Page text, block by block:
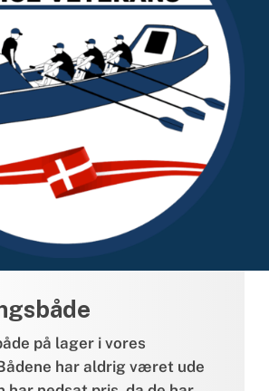
på lager i vores
har aldrig været ude